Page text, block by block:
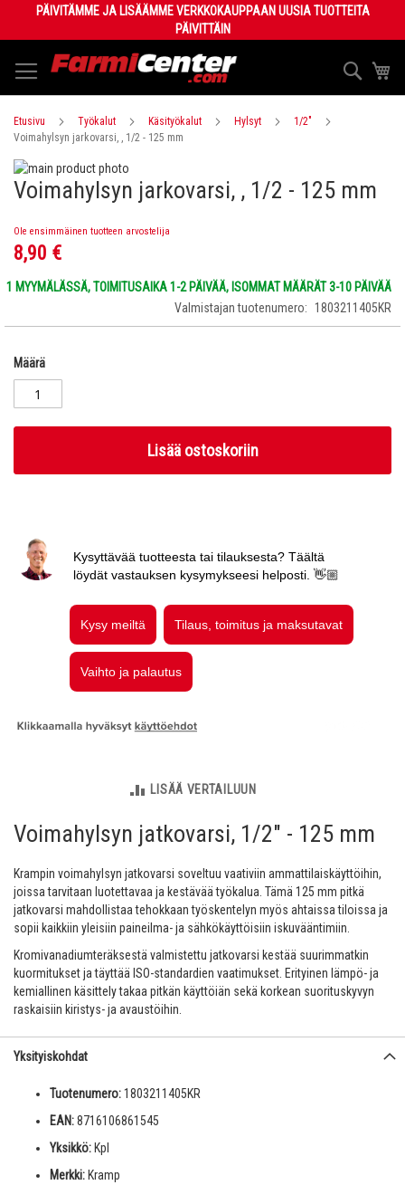
Content
PÄIVITÄMME JA LISÄÄMME VERKKOKAUPPAAN UUSIA TUOTTEITA
PÄIVITTÄIN
Haku
Etusivu Työkalut Käsityökalut Hylsyt
1/2"
Voimahylsyn jarkovarsi, , 1/2 - 125 mm
Skip
to
the
images
gallery
Skip
of
images
Voimahylsyn jarkovarsi, , 1/2 - 125 mm
Ole ensimmäinen tuotteen arvostelija
8,90 €
1 MYYMÄLÄSSÄ, TOIMITUSAIKA 1-2 PÄIVÄÄ, ISOMMAT MÄÄRÄT 3-10 PÄIVÄÄ
Valmistajan tuotenumero
1803211405KR
Määrä
Lisää ostoskoriin
LISÄÄ VERTAILUUN
Voimahylsyn jatkovarsi, 1/2" - 125 mm
Krampin voimahylsyn jatkovarsi soveltuu vaativiin ammattilaiskäyttöihin,
joissa tarvitaan luotettavaa ja kestävää työkalua. Tämä 125 mm pitkä
jatkovarsi mahdollistaa tehokkaan työskentelyn myös ahtaissa tiloissa ja
sopii kaikkiin yleisiin paineilma- ja sähkökäyttöisiin iskuvääntimiin.
Kromivanadiumteräksestä valmistettu jatkovarsi kestää suurimmatkin
kuormitukset ja täyttää ISO-standardien vaatimukset. Erityinen lämpö- ja
kemiallinen käsittely takaa pitkän käyttöiän sekä korkean suorituskyvyn
raskaisiin kiristys- ja avaustöihin.
Yksityiskohdat
Tuotenumero:1803211405KR
EAN:8716106861545
Yksikkö: Kpl
Merkki: Kramp